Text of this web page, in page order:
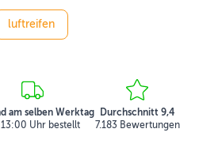
luftreifen
am selben Werktag
Uhr bestellt
Durchschnitt 9,4
7.183 Bewertungen